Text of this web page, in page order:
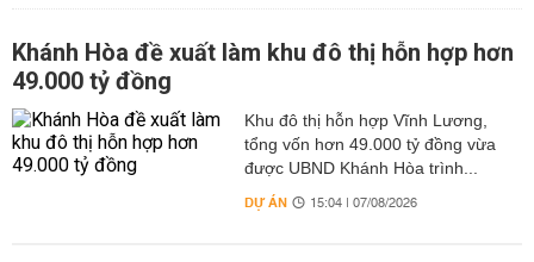
Khánh Hòa đề xuất làm khu đô thị hỗn hợp hơn
49.000 tỷ đồng
Khu đô thị hỗn hợp Vĩnh Lương,
tổng vốn hơn 49.000 tỷ đồng vừa
được UBND Khánh Hòa trình...
DỰ ÁN 15:04 | 07/08/2026